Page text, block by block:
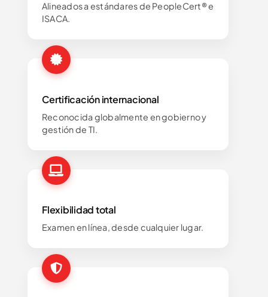
Alineados a estándares de PeopleCert® e
ISACA.
Certificación internacional
Reconocida globalmente en gobierno y
gestión de TI.
Flexibilidad total
Examen en línea, desde cualquier lugar.